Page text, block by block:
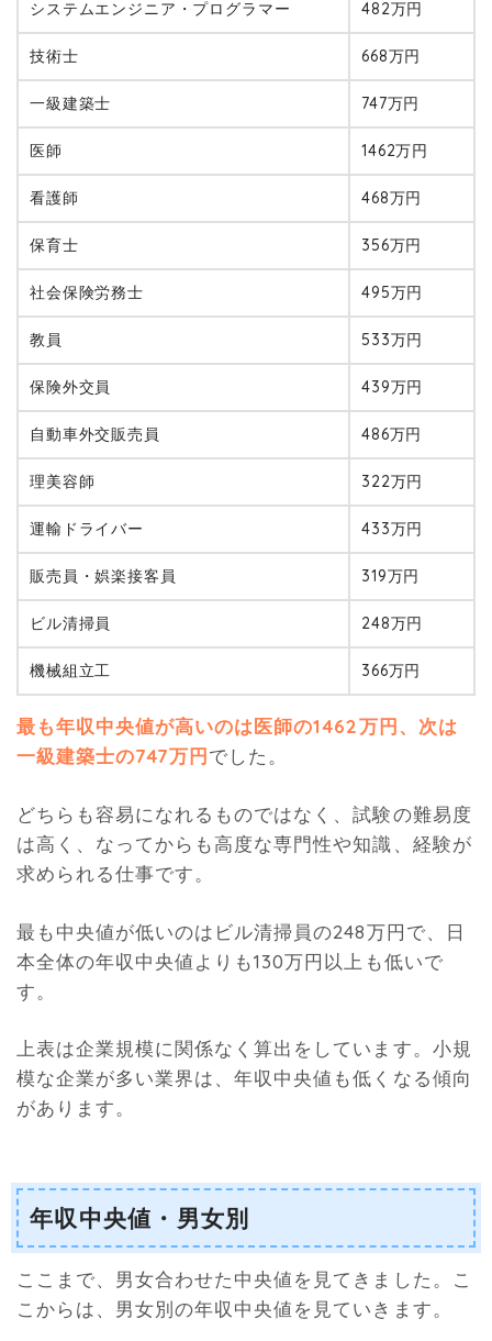
システムエンジニア・プログラマー 482万円
技術士 668万円
一級建築士 747万円
医師 1462万円
看護師 468万円
保育士 356万円
社会保険労務士 495万円
教員 533万円
保険外交員 439万円
自動車外交販売員 486万円
理美容師 322万円
運輸ドライバー 433万円
販売員・娯楽接客員 319万円
ビル清掃員 248万円
機械組立工 366万円
最も年収中央値が高いのは医師の1462万円、次は
一級建築士の747万円でした。
どちらも容易になれるものではなく、試験の難易度
は高く、なってからも高度な専門性や知識、経験が
求められる仕事です。
最も中央値が低いのはビル清掃員の248万円で、日
本全体の年収中央値よりも130万円以上も低いで
す。
上表は企業規模に関係なく算出をしています。小規
模な企業が多い業界は、年収中央値も低くなる傾向
があります。
年収中央値・男女別
ここまで、男女合わせた中央値を見てきました。こ
こからは、男女別の年収中央値を見ていきます。